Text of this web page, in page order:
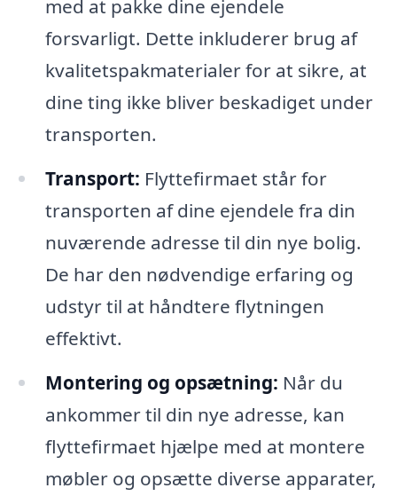
med at pakke dine ejendele
forsvarligt. Dette inkluderer brug af
kvalitetspakmaterialer for at sikre, at
dine ting ikke bliver beskadiget under
transporten.
Transport: Flyttefirmaet står for
transporten af dine ejendele fra din
nuværende adresse til din nye bolig.
De har den nødvendige erfaring og
udstyr til at håndtere flytningen
effektivt.
Montering og opsætning: Når du
ankommer til din nye adresse, kan
flyttefirmaet hjælpe med at montere
møbler og opsætte diverse apparater,